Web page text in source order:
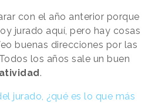
con el año anterior porque
jurado aquí, pero hay cosas
buenas direcciones por las
los años sale un buen
.
jurado, ¿qué es lo que más